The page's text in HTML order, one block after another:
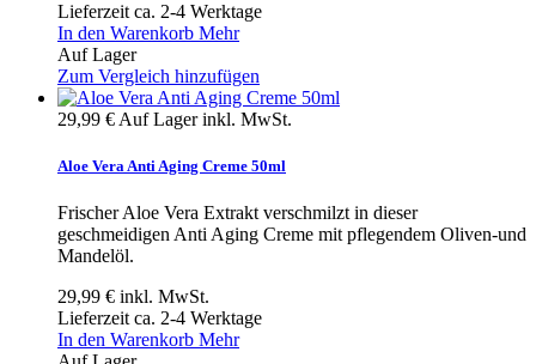
Lieferzeit ca. 2-4 Werktage
In den Warenkorb Mehr
Auf Lager
Zum Vergleich hinzufügen
29,99 € Auf Lagerinkl. MwSt.
Aloe Vera Anti Aging Creme 50ml
Frischer Aloe Vera Extrakt verschmilzt in dieser
geschmeidigen Anti Aging Creme mit pflegendem Oliven-und
Mandelöl.
29,99 € inkl. MwSt.
Lieferzeit ca. 2-4 Werktage
In den Warenkorb Mehr